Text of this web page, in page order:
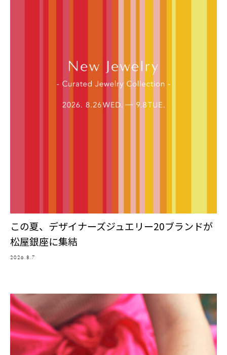
この夏、デザイナーズジュエリー20ブランドが
松屋銀座に集結
2026.8.7